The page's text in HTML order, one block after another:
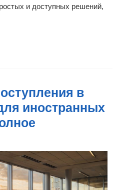
и доступных решений,
в
иностранных